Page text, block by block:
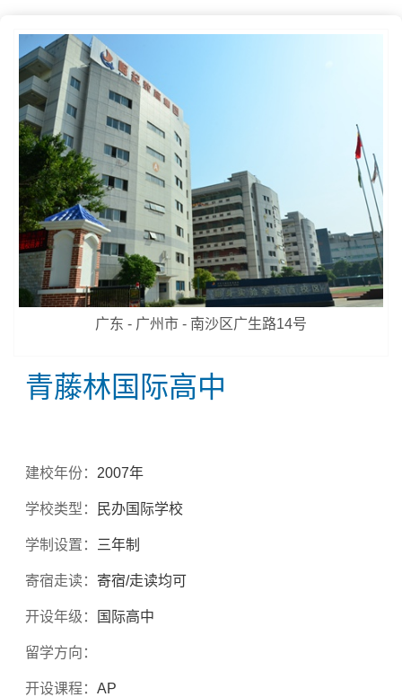
广东 - 广州市 - 南沙区广生路14号
青藤林国际高中
建校年份： 2007年
学校类型： 民办国际学校
学制设置： 三年制
寄宿走读： 寄宿/走读均可
开设年级： 国际高中
留学方向：
开设课程：AP